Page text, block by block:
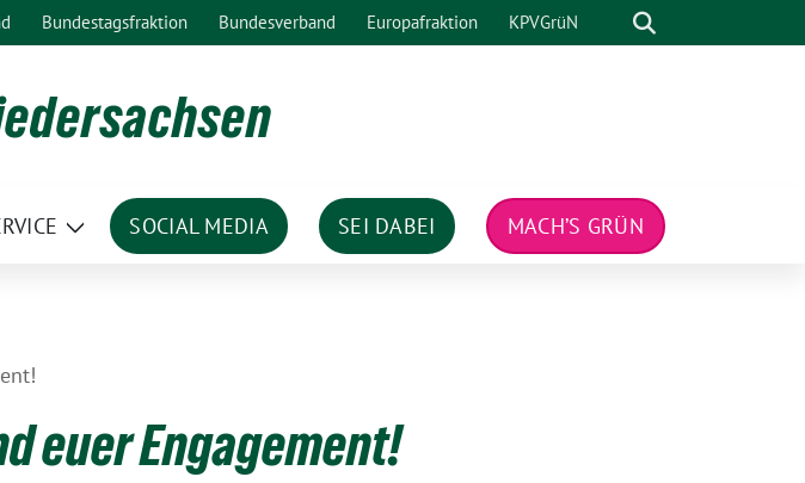
Bundestagsfraktion Bundesverband Europafraktion KPVGrüN Suche
Zeige
SOCIAL MEDIA SEI DABEI MACH’S GRÜN
euer Engagement!